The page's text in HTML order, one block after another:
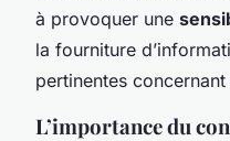
à provoquer une
la fourniture
pertinentes
L’importance du